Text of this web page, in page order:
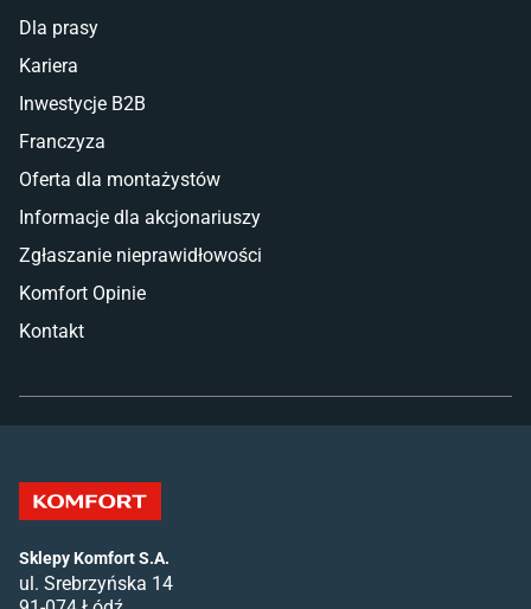
Dla prasy
Kariera
Inwestycje B2B
Franczyza
Oferta dla montażystów
Informacje dla akcjonariuszy
Zgłaszanie nieprawidłowości
Komfort Opinie
Kontakt
Sklepy Komfort S.A.
ul. Srebrzyńska 14